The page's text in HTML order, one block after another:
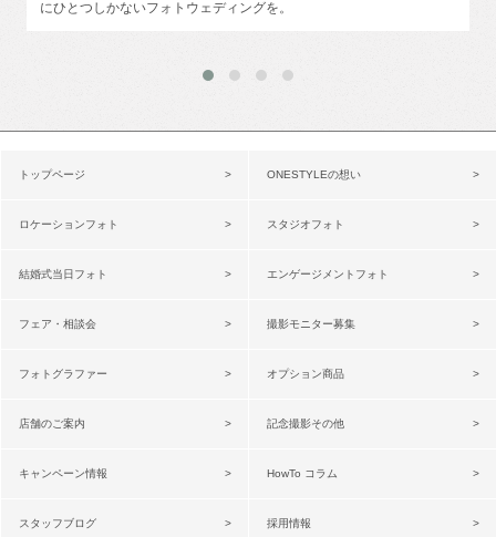
にひとつしかないフォトウェディングを。
トップページ ONESTYLEの想い
ロケーションフォト スタジオフォト
結婚式当日フォト エンゲージメントフォト
フェア・相談会 撮影モニター募集
フォトグラファー オプション商品
店舗のご案内 記念撮影その他
キャンペーン情報 HowTo コラム
スタッフブログ 採用情報